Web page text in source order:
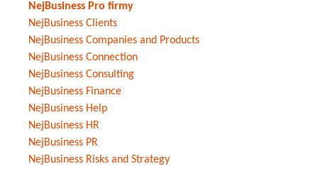
NejBusiness Pro firmy
NejBusiness Clients
NejBusiness Companies and Products
NejBusiness Connection
NejBusiness Consulting
NejBusiness Finance
NejBusiness Help
NejBusiness HR
NejBusiness PR
NejBusiness Risks and Strategy